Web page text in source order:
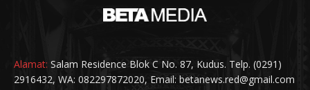
Alamat: Salam Residence Blok C No. 87, Kudus. Telp. (0291)
2916432, WA: 082297872020, Email: betanews.red@gmail.com